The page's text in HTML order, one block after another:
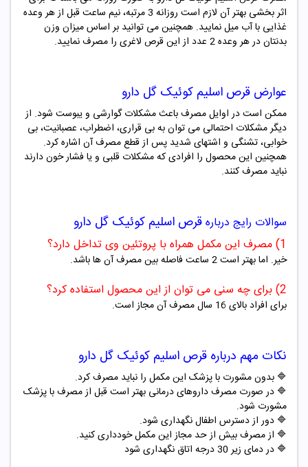
اثر بخشی بهتر آن لازم است روزانه 3 مرتبه، نیم ساعت قبل از هر وعده
غذایی با آب میل نمایید. همچنین می توانید بر اساس میزان وزن
بدنتان در هر وعده 2 عدد از این قرص لاغری را مصرف نمایید.
عوارض قرص اسلیم کوئیک گل دارو
ممکن است در اوایل مصرف باعث مشکلات گوارشی و یبوست شود. از
دیگر مشکلات احتمالی می توان به بی قراری، اضطراب، عصبانیت، بی
خوابی، تشنگی و اشتهای شدید پس از قطع مصرف آن اشاره کرد.
همچنین این محصول را افرادی که مشکلات قلبی و یا فشار خون دارند
نباید مصرف کنند.
سوالات رایج دربارهقرص اسلیم کوئیک گل دارو
1) مصرف این مکمل همراه با پروتئین وی تداخل دارد؟
خیر. اما بهتر است 2 ساعت فاصله بین مصرف آن ها باشد.
2) برای چه سنی می توان از این محصول استفاده کرد؟
برای افراد بالای 16 سال مصرف آن مجاز است.
نکات مهم درباره قرص اسلیم کوئیک گل دارو
🔷 بدون مشورت با پزشک این مکمل را نباید مصرف کرد.
🔷 در صورت مصرف داروهای درمانی بهتر است قبل از مصرف با پزشک
مشورت شود.
🔷 دور از دسترس اطفال نگهداری شود.
🔷 از مصرف بیش از حد مجاز این مکمل خودداری کنید.
🔷 در دمای زیر 30 درجه اتاق نگهداری شود